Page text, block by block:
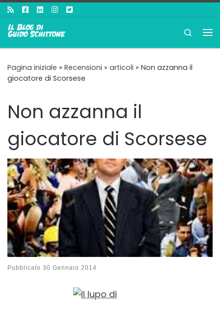
Passa al contenuto
Search
Pagina iniziale » Recensioni » articoli » Non azzanna il
giocatore di Scorsese
Non azzanna il
giocatore di Scorsese
Pubblicato 30 Gennaio 2014